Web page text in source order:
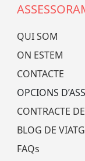
QUI SOM
ON ESTEM
CONTACTE
OPCIONS
CONTRACTE
BLOG DE
FAQs